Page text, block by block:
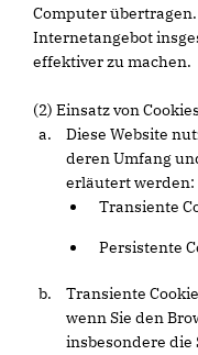
Computer
Internetangebot
effektiver zu machen.
(2) Einsatz von
Diese Website
deren Umfang
erläutert werden:
Transiente
Persistente
Transiente
wenn Sie den
insbesondere die